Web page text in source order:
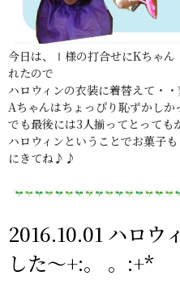
今日は、Ⅰ様の打合せにKちゃん
れたので
ハロウィンの衣装に着替えて・
Aちゃんはちょっぴり恥ずかし
でも最後には3人揃ってとって
ハロウィンということでお菓子
にきてね♪♪
2016.10.01 ハロウ
した～+:。 。:+*